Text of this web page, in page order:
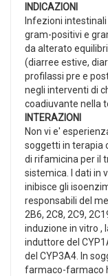
INDICAZIONI
Infezioni
gram-positivi e
da alterato
(diarree estive,
profilassi pre e
negli interventi di
coadiuvante nella
INTERAZIONI
Non vi e'
soggetti in terapia
di rifamicina per il
sistemica. I dati in
inibisce gli
responsabili del
2B6, 2C8, 2C9,
induzione in vitro ,
induttore del
del CYP3A4. In
farmaco-farmaco